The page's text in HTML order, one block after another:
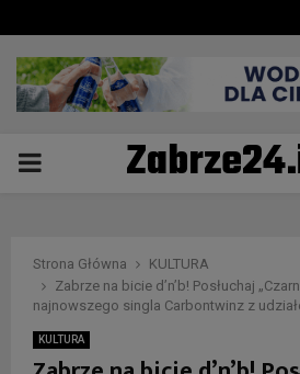
PRIMARY
Strona Główna
KULTURA
Zabrze na bicie d’n’b! Posłuchaj
najnowszego singla Carbontwinz z
KULTURA